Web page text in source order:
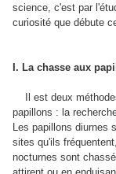
science, c'est par
curiosité que débute
I. La chasse aux
Il est deux
papillons : la
Les papillons diurnes
sites qu'ils
nocturnes sont